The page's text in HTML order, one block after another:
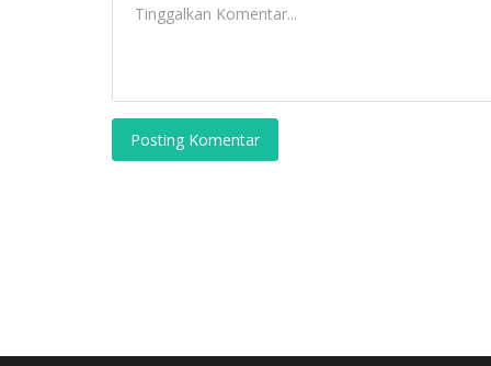
Posting Komentar